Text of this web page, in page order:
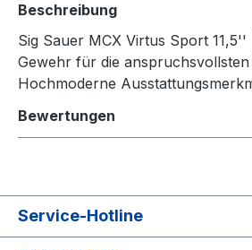
Beschreibung
Sig Sauer MCX Virtus Sport 11,5''
Gewehr für die
Hochmoderne
Bewertungen
Service-Hotline